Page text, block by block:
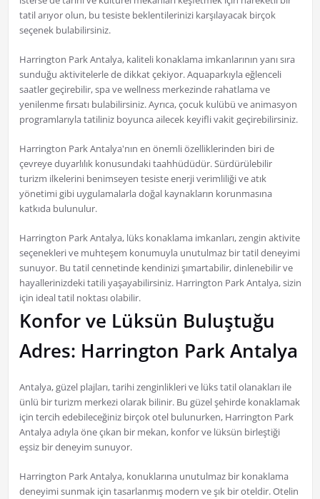
tatil arıyor olun, bu tesiste beklentilerinizi karşılayacak birçok
seçenek bulabilirsiniz.
Harrington Park Antalya, kaliteli konaklama imkanlarının yanı sıra
sunduğu aktivitelerle de dikkat çekiyor. Aquaparkıyla eğlenceli
saatler geçirebilir, spa ve wellness merkezinde rahatlama ve
yenilenme fırsatı bulabilirsiniz. Ayrıca, çocuk kulübü ve animasyon
programlarıyla tatiliniz boyunca ailecek keyifli vakit geçirebilirsiniz.
Harrington Park Antalya'nın en önemli özelliklerinden biri de
çevreye duyarlılık konusundaki taahhüdüdür. Sürdürülebilir
turizm ilkelerini benimseyen tesiste enerji verimliliği ve atık
yönetimi gibi uygulamalarla doğal kaynakların korunmasına
katkıda bulunulur.
Harrington Park Antalya, lüks konaklama imkanları, zengin aktivite
seçenekleri ve muhteşem konumuyla unutulmaz bir tatil deneyimi
sunuyor. Bu tatil cennetinde kendinizi şımartabilir, dinlenebilir ve
hayallerinizdeki tatili yaşayabilirsiniz. Harrington Park Antalya, sizin
için ideal tatil noktası olabilir.
Konfor ve Lüksün Buluştuğu
Adres: Harrington Park Antalya
Antalya, güzel plajları, tarihi zenginlikleri ve lüks tatil olanakları ile
ünlü bir turizm merkezi olarak bilinir. Bu güzel şehirde konaklamak
için tercih edebileceğiniz birçok otel bulunurken, Harrington Park
Antalya adıyla öne çıkan bir mekan, konfor ve lüksün birleştiği
eşsiz bir deneyim sunuyor.
Harrington Park Antalya, konuklarına unutulmaz bir konaklama
deneyimi sunmak için tasarlanmış modern ve şık bir oteldir. Otelin